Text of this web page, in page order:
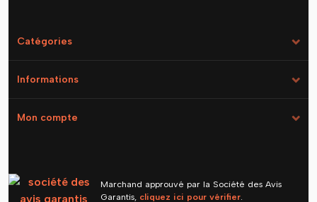
Catégories
Informations
Mon compte
Marchand approuvé par la Société des Avis
Garantis, cliquez ici pour vérifier.